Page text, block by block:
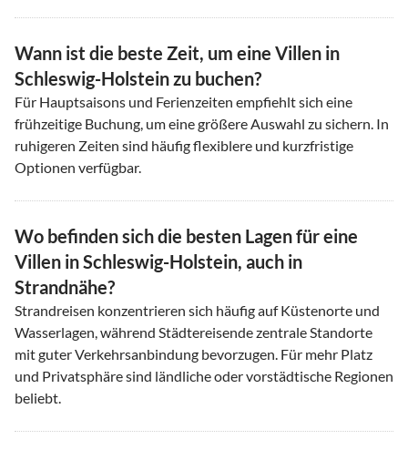
Wann ist die beste Zeit, um eine Villen in
Schleswig-Holstein zu buchen?
Für Hauptsaisons und Ferienzeiten empfiehlt sich eine
frühzeitige Buchung, um eine größere Auswahl zu sichern. In
ruhigeren Zeiten sind häufig flexiblere und kurzfristige
Optionen verfügbar.
Wo befinden sich die besten Lagen für eine
Villen in Schleswig-Holstein, auch in
Strandnähe?
Strandreisen konzentrieren sich häufig auf Küstenorte und
Wasserlagen, während Städtereisende zentrale Standorte
mit guter Verkehrsanbindung bevorzugen. Für mehr Platz
und Privatsphäre sind ländliche oder vorstädtische Regionen
beliebt.